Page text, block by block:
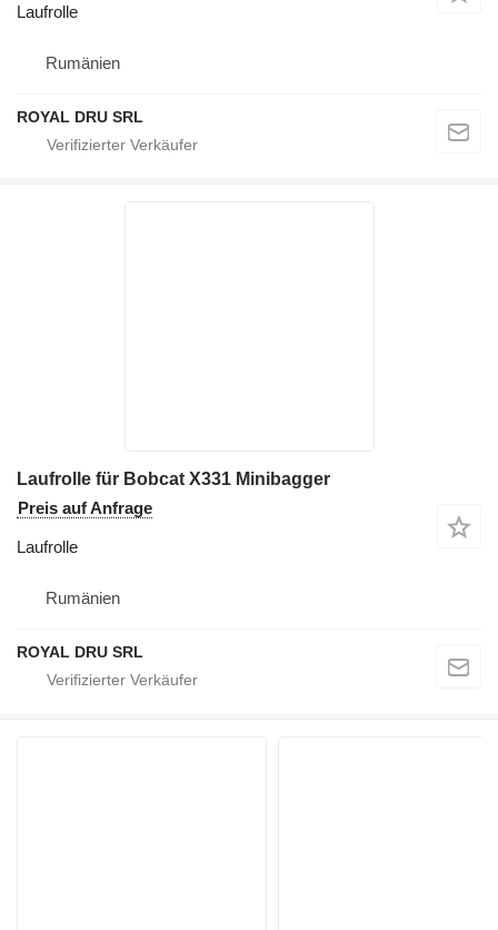
Laufrolle
Rumänien
ROYAL DRU SRL
Laufrolle für Bobcat X331 Minibagger
Preis auf Anfrage
Laufrolle
Rumänien
ROYAL DRU SRL